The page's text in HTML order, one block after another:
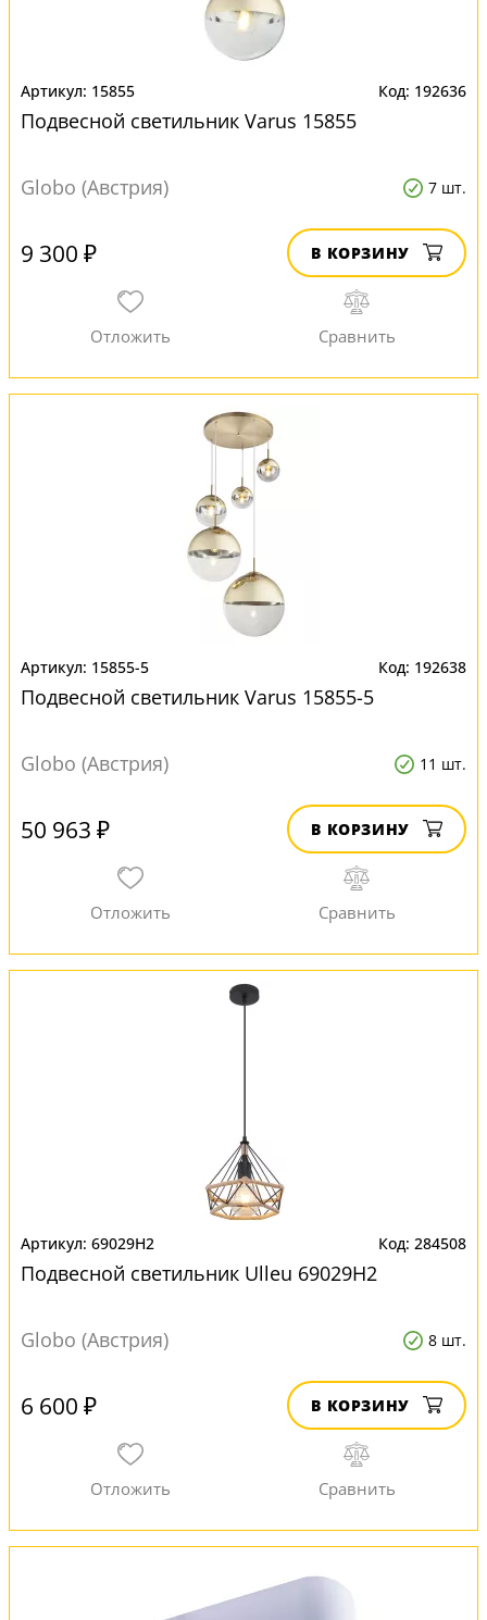
15855 192636
Подвесной светильник Varus 15855
Globo (Австрия) 7 шт.
9 300 ₽ В КОРЗИНУ
15855-5 192638
Подвесной светильник Varus 15855-5
Globo (Австрия) 11 шт.
50 963 ₽ В КОРЗИНУ
69029H2 284508
Подвесной светильник Ulleu 69029H2
Globo (Австрия) 8 шт.
6 600 ₽ В КОРЗИНУ